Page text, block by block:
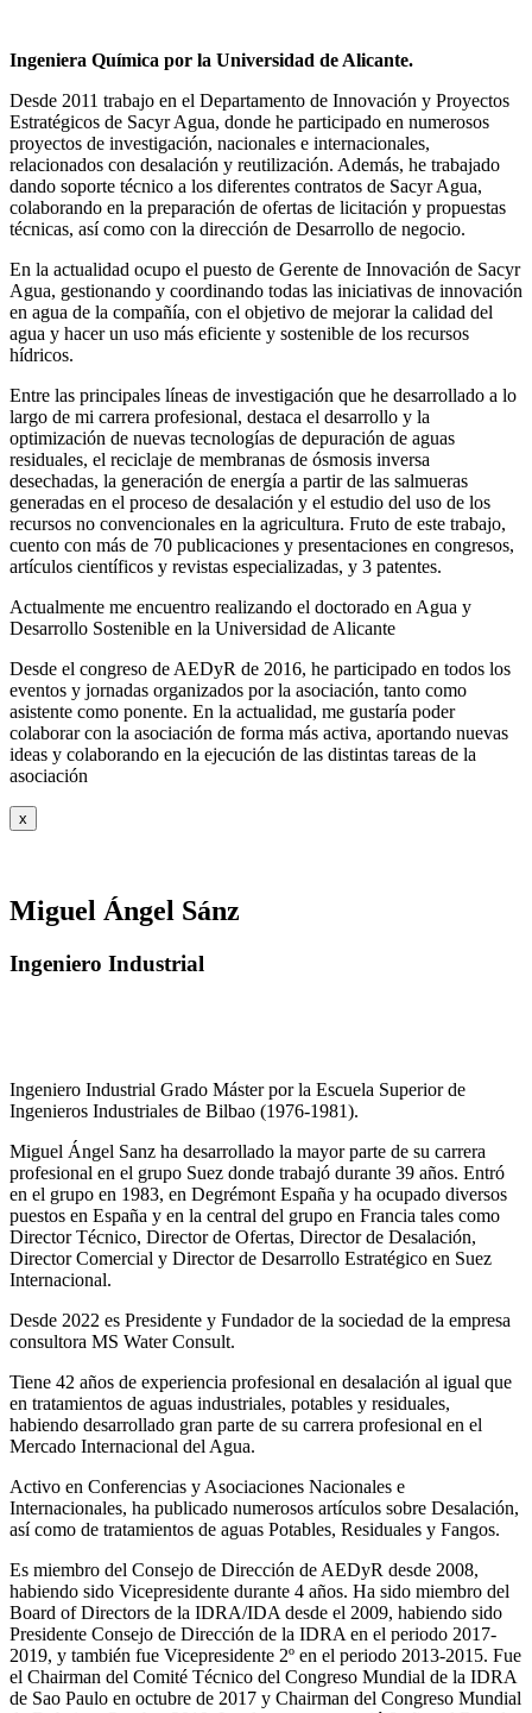
Ingeniera Química por la Universidad de Alicante.
Desde 2011 trabajo en el Departamento de Innovación y Proyectos
Estratégicos de Sacyr Agua, donde he participado en numerosos
proyectos de investigación, nacionales e internacionales,
relacionados con desalación y reutilización. Además, he trabajado
dando soporte técnico a los diferentes contratos de Sacyr Agua,
colaborando en la preparación de ofertas de licitación y propuestas
técnicas, así como con la dirección de Desarrollo de negocio.
En la actualidad ocupo el puesto de Gerente de Innovación de Sacyr
Agua, gestionando y coordinando todas las iniciativas de innovación
en agua de la compañía, con el objetivo de mejorar la calidad del
agua y hacer un uso más eficiente y sostenible de los recursos
hídricos.
Entre las principales líneas de investigación que he desarrollado a lo
largo de mi carrera profesional, destaca el desarrollo y la
optimización de nuevas tecnologías de depuración de aguas
residuales, el reciclaje de membranas de ósmosis inversa
desechadas, la generación de energía a partir de las salmueras
generadas en el proceso de desalación y el estudio del uso de los
recursos no convencionales en la agricultura. Fruto de este trabajo,
cuento con más de 70 publicaciones y presentaciones en congresos,
artículos científicos y revistas especializadas, y 3 patentes.
Actualmente me encuentro realizando el doctorado en Agua y
Desarrollo Sostenible en la Universidad de Alicante
Desde el congreso de AEDyR de 2016, he participado en todos los
eventos y jornadas organizados por la asociación, tanto como
asistente como ponente. En la actualidad, me gustaría poder
colaborar con la asociación de forma más activa, aportando nuevas
ideas y colaborando en la ejecución de las distintas tareas de la
asociación
x
Miguel Ángel Sánz
Ingeniero Industrial
Ingeniero Industrial Grado Máster por la Escuela Superior de
Ingenieros Industriales de Bilbao (1976-1981).
Miguel Ángel Sanz ha desarrollado la mayor parte de su carrera
profesional en el grupo Suez donde trabajó durante 39 años. Entró
en el grupo en 1983, en Degrémont España y ha ocupado diversos
puestos en España y en la central del grupo en Francia tales como
Director Técnico, Director de Ofertas, Director de Desalación,
Director Comercial y Director de Desarrollo Estratégico en Suez
Internacional.
Desde 2022 es Presidente y Fundador de la sociedad de la empresa
consultora MS Water Consult.
Tiene 42 años de experiencia profesional en desalación al igual que
en tratamientos de aguas industriales, potables y residuales,
habiendo desarrollado gran parte de su carrera profesional en el
Mercado Internacional del Agua.
Activo en Conferencias y Asociaciones Nacionales e
Internacionales, ha publicado numerosos artículos sobre Desalación,
así como de tratamientos de aguas Potables, Residuales y Fangos.
Es miembro del Consejo de Dirección de AEDyR desde 2008,
habiendo sido Vicepresidente durante 4 años. Ha sido miembro del
Board of Directors de la IDRA/IDA desde el 2009, habiendo sido
Presidente Consejo de Dirección de la IDRA en el periodo 2017-
2019, y también fue Vicepresidente 2º en el periodo 2013-2015. Fue
el Chairman del Comité Técnico del Congreso Mundial de la IDRA
de Sao Paulo en octubre de 2017 y Chairman del Congreso Mundial